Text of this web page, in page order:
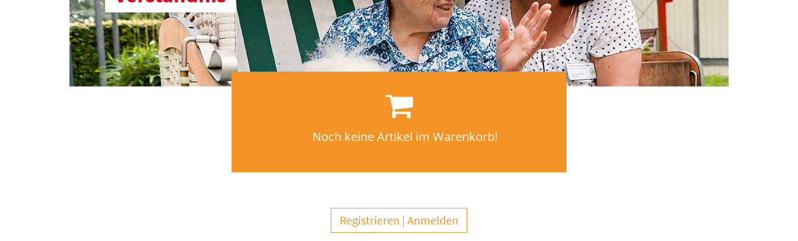
Noch keine Artikel im Warenkorb!
Registrieren Anmelden